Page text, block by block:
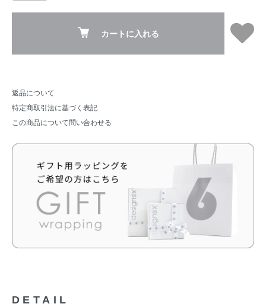
カートに入れる
返品について
特定商取引法に基づく表記
この商品について問い合わせる
DETAIL